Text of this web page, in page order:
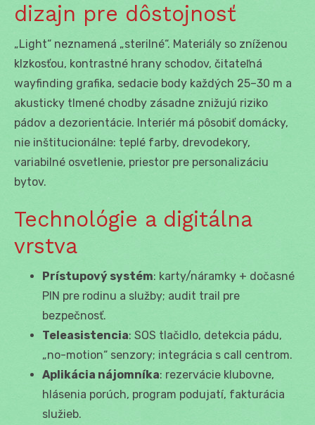
dizajn pre dôstojnosť
„Light“ neznamená „sterilné“. Materiály so zníženou
klzkosťou, kontrastné hrany schodov, čitateľná
wayfinding grafika, sedacie body každých 25–30 m a
akusticky tlmené chodby zásadne znižujú riziko
pádov a dezorientácie. Interiér má pôsobiť domácky,
nie inštitucionálne: teplé farby, drevodekory,
variabilné osvetlenie, priestor pre personalizáciu
bytov.
Technológie a digitálna
vrstva
Prístupový systém: karty/náramky + dočasné
PIN pre rodinu a služby; audit trail pre
bezpečnosť.
Teleasistencia: SOS tlačidlo, detekcia pádu,
„no-motion“ senzory; integrácia s call centrom.
Aplikácia nájomníka: rezervácie klubovne,
hlásenia porúch, program podujatí, fakturácia
služieb.